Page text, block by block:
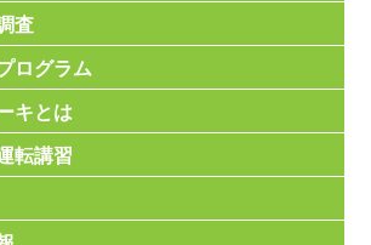
査
ログラム
キとは
転講習